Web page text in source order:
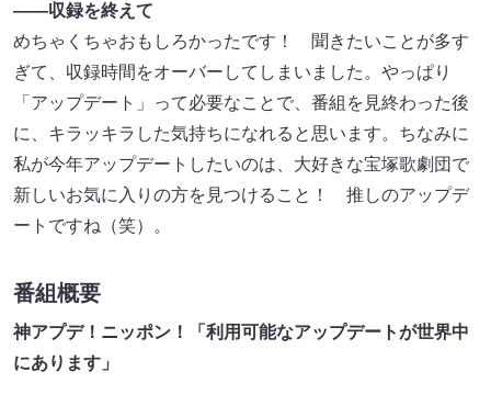
――収録を終えて
めちゃくちゃおもしろかったです！ 聞きたいことが多す
ぎて、収録時間をオーバーしてしまいました。やっぱり
「アップデート」って必要なことで、番組を見終わった後
に、キラッキラした気持ちになれると思います。ちなみに
私が今年アップデートしたいのは、大好きな宝塚歌劇団で
新しいお気に入りの方を見つけること！ 推しのアップデ
ートですね（笑）。
番組概要
神アプデ！ニッポン！「利用可能なアップデートが世界中
にあります」